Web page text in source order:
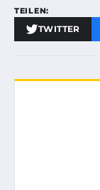
TEILEN:
TWITTER